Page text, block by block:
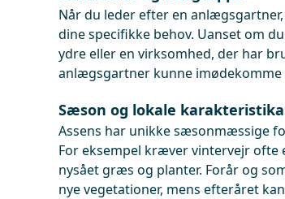
Når du leder efter en
dine specifikke behov. Uanset om
ydre eller en virksomhed, der har
anlægsgartner kunne imødekomme
Sæson og lokale karakteristika
Assens har unikke sæsonmæssige
For eksempel kræver vintervejr
nysået græs og planter. Forår og
nye vegetationer, mens efteråret